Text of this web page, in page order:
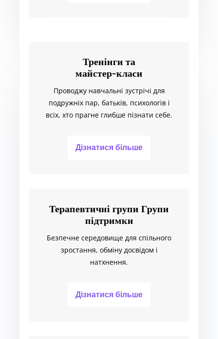
Тренінги та
майстер-класи
Проводжу навчальні зустрічі для
подружніх пар, батьків, психологів і
всіх, хто прагне глибше пізнати себе.
Дізнатися більше
Терапевтичні групи Групи
підтримки
Безпечне середовище для спільного
зростання, обміну досвідом і
натхнення.
Дізнатися більше